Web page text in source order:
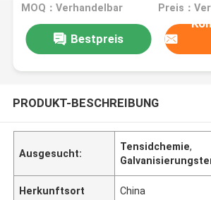
MOQ：Verhandelbar Preis：
Bestpreis
PRODUKT-BESCHREIBUNG
Ausgesucht:
Tensidchemie,
Herkunftsort China